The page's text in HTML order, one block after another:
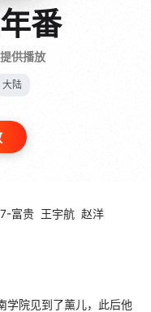
番
供播放
大陆
富贵 王宇航 赵洋
院见到了薰儿，此后他